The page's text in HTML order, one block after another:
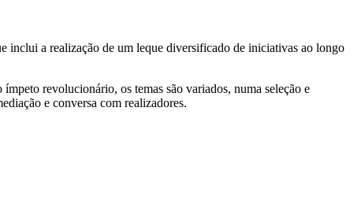
inclui a realização de um leque diversificado de iniciativas ao longo
revolucionário, os temas são variados, numa seleção e
e conversa com realizadores.